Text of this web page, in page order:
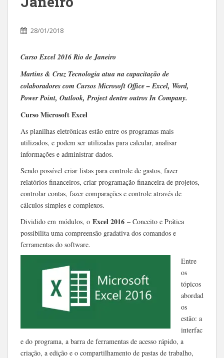
28/01/2018
Curso Excel 2016 Rio de Janeiro
Martins & Cruz Tecnologia atua na capacitação de
colaboradores com Cursos Microsoft Office – Excel, Word,
Power Point, Outlook, Project dentre outros In Company.
Curso Microsoft Excel
As planilhas eletrônicas estão entre os programas mais
utilizados, e podem ser utilizadas para calcular, analisar
informações e administrar dados.
Sendo possível criar listas para controle de gastos, fazer
relatórios financeiros, criar programação financeira de projetos,
controlar contas, fazer comparações e controle através de
cálculos simples e complexos.
Dividido em módulos, o Excel 2016 – Conceito e Prática
possibilita uma compreensão gradativa dos comandos e
ferramentas do software.
Entre
os
tópicos
abordad
os
estão: a
interfac
e do programa, a barra de ferramentas de acesso rápido, a
criação, a edição e o compartilhamento de pastas de trabalho,